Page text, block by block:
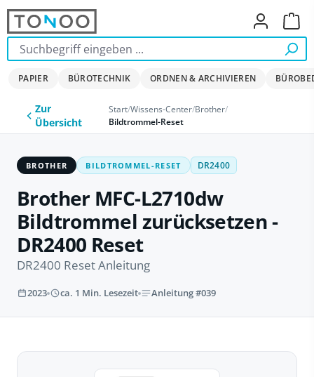
Zum Hauptinhalt springen
PAPIER BÜROTECHNIK ORDNEN & ARCHIVIEREN
Zur
Übersicht
Start/Wissens-Center/Brother/
Bildtrommel-Reset
BROTHER BILDTROMMEL-RESET DR2400
Brother MFC-L2710dw
Bildtrommel zurücksetzen -
DR2400 Reset
DR2400 Reset Anleitung
2023 ca. 1 Min. Lesezeit Anleitung #039